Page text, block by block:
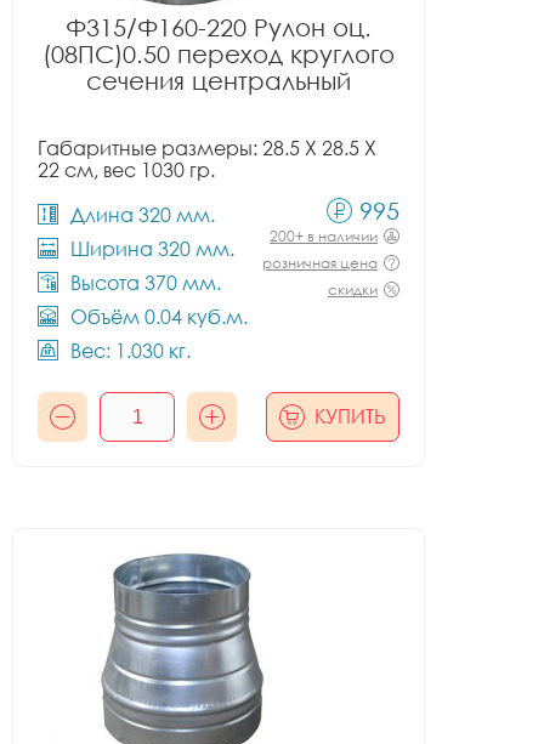
Ф315/Ф160-220 Рулон оц.
(08ПС)0.50 переход круглого
сечения центральный
Габаритные размеры: 28.5 X 28.5 X
22 см, вес 1030 гр.
Длина 320 мм.
Ширина 320 мм.
Высота 370 мм.
Объём 0.04 куб.м.
Вес: 1.030 кг.
995
200+ в наличии
розничная цена
скидки
КУПИТЬ